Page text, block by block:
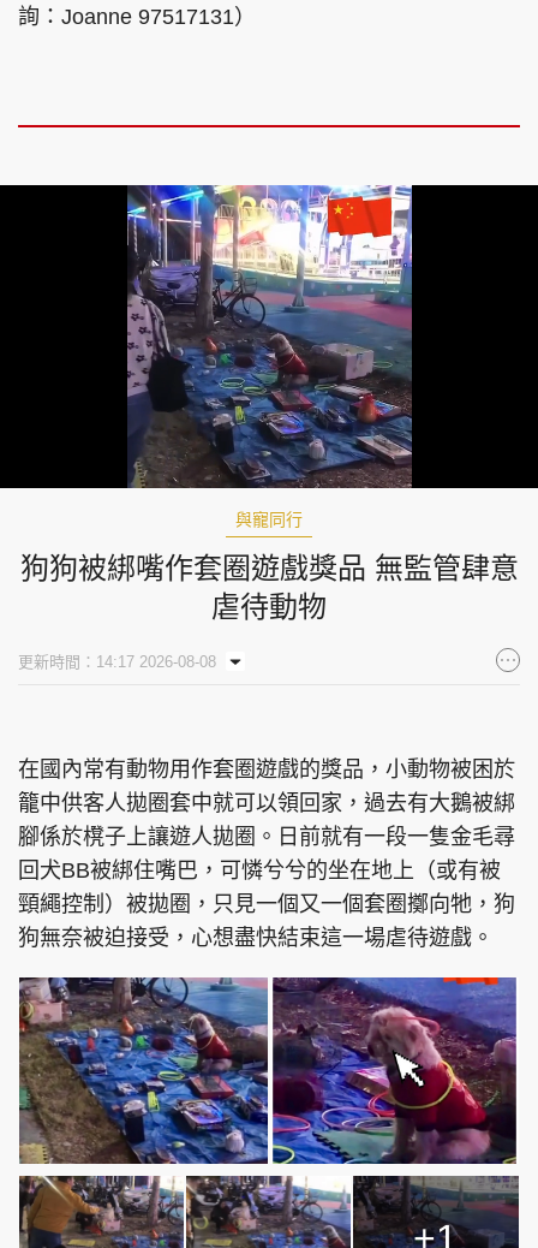
詢：Joanne 97517131）
Loaded
100.00%
與寵同行
狗狗被綁嘴作套圈遊戲獎品 無監管肆意
虐待動物
更新時間：14:17 2026-08-08
在國內常有動物用作套圈遊戲的獎品，小動物被困於
籠中供客人拋圈套中就可以領回家，過去有大鵝被綁
腳係於櫈子上讓遊人拋圈。日前就有一段一隻金毛尋
回犬BB被綁住嘴巴，可憐兮兮的坐在地上（或有被
頸繩控制）被拋圈，只見一個又一個套圈擲向牠，狗
狗無奈被迫接受，心想盡快結束這一場虐待遊戲。
+1